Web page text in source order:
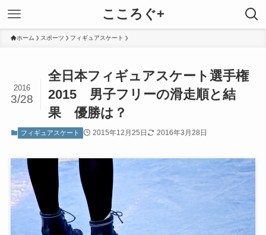
こころぐ+
ホーム スポーツ フィギュアスケート
全日本フィギュアスケート選手権
2015 男子フリーの滑走順と結
果 優勝は？
2016
3/28
フィギュアスケート 2015年12月25日 2016年3月28日